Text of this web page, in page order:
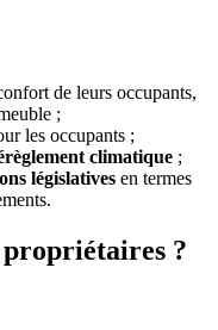
de leurs occupants,
;
les occupants ;
climatique ;
législatives en termes
propriétaires ?